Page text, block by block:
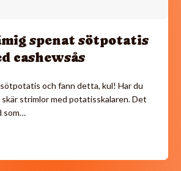
spenat sötpotatis
cashewsås
och fann detta, kul! Har du
skär strimlor med potatisskalaren. Det
som…